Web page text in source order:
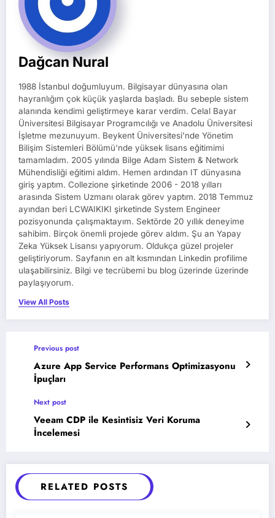
Dağcan Nural
1988 İstanbul doğumluyum. Bilgisayar dünyasına olan
hayranlığım çok küçük yaşlarda başladı. Bu sebeple sistem
alanında kendimi geliştirmeye karar verdim. Celal Bayar
Üniversitesi Bilgisayar Programcılığı ve Anadolu Üniversitesi
İşletme mezunuyum. Beykent Üniversitesi'nde Yönetim
Bilişim Sistemleri Bölümü'nde yüksek lisans eğitimimi
tamamladım. 2005 yılında Bilge Adam Sistem & Network
Mühendisliği eğitimi aldım. Hemen ardından IT dünyasına
giriş yaptım. Collezione şirketinde 2006 - 2018 yılları
arasında Sistem Uzmanı olarak görev yaptım. 2018 Temmuz
ayından beri LCWAIKIKI şirketinde System Engineer
pozisyonunda çalışmaktayım. Sektörde 20 yıllık deneyime
sahibim. Birçok önemli projede görev aldım. Şu an Yapay
Zeka Yüksek Lisansı yapıyorum. Oldukça güzel projeler
geliştiriyorum. Sayfanın en alt kısmından Linkedin profilime
ulaşabilirsiniz. Bilgi ve tecrübemi bu blog üzerinde üzerinde
paylaşıyorum.
View All Posts
Previous post
Azure App Service Performans Optimizasyonu
İpuçları
Next post
Veeam CDP ile Kesintisiz Veri Koruma
İncelemesi
RELATED POSTS